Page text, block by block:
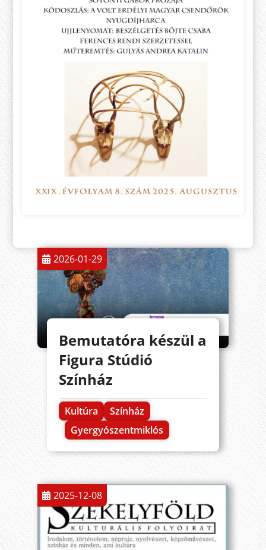
2026-01-29
Bemutatóra készül a
Figura Stúdió
Színház
Kultúra
Színház
Gyergyószentmiklós
2025-12-08